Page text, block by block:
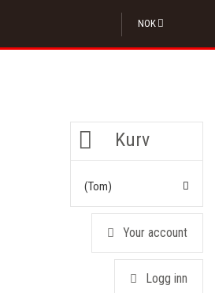
NOK
Kurv
(tom)
Your account
Logg inn